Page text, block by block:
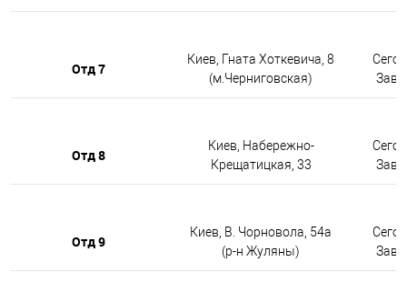
Отд 7
Киев, Гната Хоткевича, 8
(м.Черниговская)
Отд 8
Киев, Набережно-
Крещатицкая, 33
Отд 9
Киев, В. Чорновола, 54а
(р-н Жуляны)